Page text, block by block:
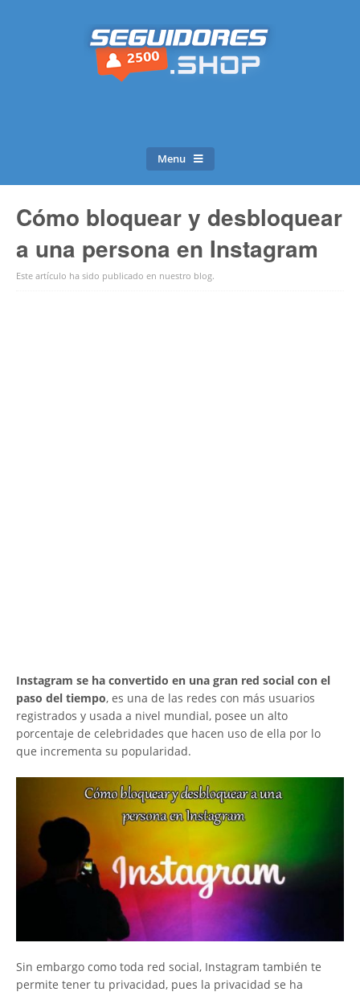
Menu
Cómo bloquear y desbloquear
a una persona en Instagram
Este artículo ha sido publicado en nuestro blog.
Instagram se ha convertido en una gran red social con el
paso del tiempo, es una de las redes con más usuarios
registrados y usada a nivel mundial, posee un alto
porcentaje de celebridades que hacen uso de ella por lo
que incrementa su popularidad.
Sin embargo como toda red social, Instagram también te
permite tener tu privacidad, pues la privacidad se ha